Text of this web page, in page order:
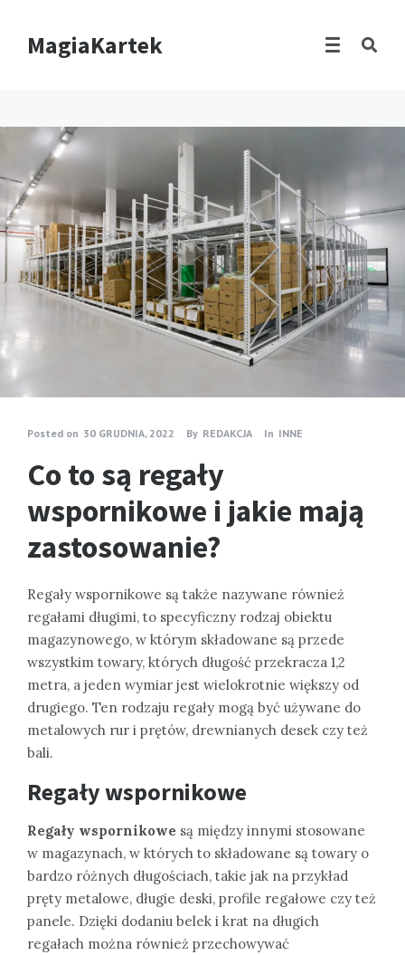
MagiaKartek
Posted on 30 GRUDNIA, 2022 By REDAKCJA In INNE
Co to są regały
wspornikowe i jakie mają
zastosowanie?
Regały wspornikowe są także nazywane również
regałami długimi, to specyficzny rodzaj obiektu
magazynowego, w którym składowane są przede
wszystkim towary, których długość przekracza 1,2
metra, a jeden wymiar jest wielokrotnie większy od
drugiego. Ten rodzaju regały mogą być używane do
metalowych rur i prętów, drewnianych desek czy też
bali.
Regały wspornikowe
Regały wspornikowe są między innymi stosowane
w magazynach, w których to składowane są towary o
bardzo różnych długościach, takie jak na przykład
pręty metalowe, długie deski, profile regałowe czy też
panele. Dzięki dodaniu belek i krat na długich
regałach można również przechowywać